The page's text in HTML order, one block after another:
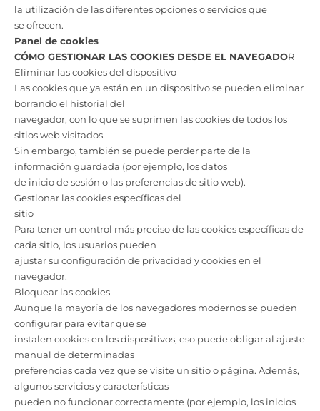
la utilización de las diferentes opciones o servicios que
se ofrecen.
Panel de cookies
CÓMO GESTIONAR LAS COOKIES DESDE EL NAVEGADOR
Eliminar las cookies del dispositivo
Las cookies que ya están en un dispositivo se pueden eliminar
borrando el historial del
navegador, con lo que se suprimen las cookies de todos los
sitios web visitados.
Sin embargo, también se puede perder parte de la
información guardada (por ejemplo, los datos
de inicio de sesión o las preferencias de sitio web).
Gestionar las cookies específicas del
sitio
Para tener un control más preciso de las cookies específicas de
cada sitio, los usuarios pueden
ajustar su configuración de privacidad y cookies en el
navegador.
Bloquear las cookies
Aunque la mayoría de los navegadores modernos se pueden
configurar para evitar que se
instalen cookies en los dispositivos, eso puede obligar al ajuste
manual de determinadas
preferencias cada vez que se visite un sitio o página. Además,
algunos servicios y características
pueden no funcionar correctamente (por ejemplo, los inicios